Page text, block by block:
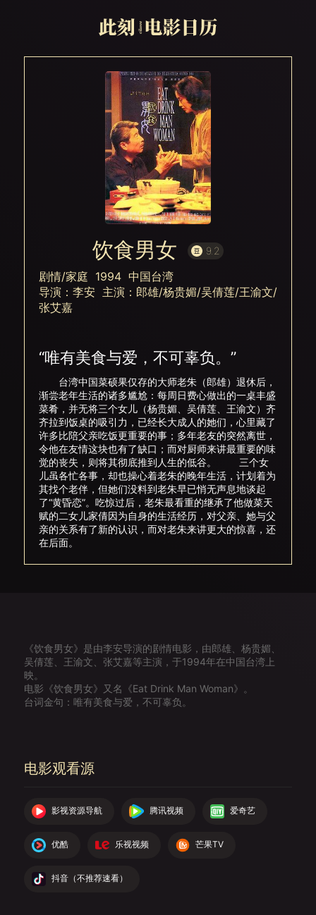
饮食男女 9.2
剧情/家庭 1994 中国台湾
导演：李安 主演：郎雄/杨贵媚/吴倩莲/王渝文/
张艾嘉
“唯有美食与爱，不可辜负。”
台湾中国菜硕果仅存的大师老朱（郎雄）退休后，
渐尝老年生活的诸多尴尬：每周日费心做出的一桌丰盛
菜肴，并无将三个女儿（杨贵媚、吴倩莲、王渝文）齐
齐拉到饭桌的吸引力，已经长大成人的她们，心里藏了
许多比陪父亲吃饭更重要的事；多年老友的突然离世，
令他在友情这块也有了缺口；而对厨师来讲最重要的味
觉的丧失，则将其彻底推到人生的低谷。 三个女
儿虽各忙各事，却也操心着老朱的晚年生活，计划着为
其找个老伴，但她们没料到老朱早已悄无声息地谈起
了“黄昏恋”。吃惊过后，老朱最看重的继承了他做菜天
赋的二女儿家倩因为自身的生活经历，对父亲、她与父
亲的关系有了新的认识，而对老朱来讲更大的惊喜，还
在后面。
《饮食男女》是由李安导演的剧情电影，由郎雄、杨贵媚、
吴倩莲、王渝文、张艾嘉等主演，于1994年在中国台湾上
映。
电影《饮食男女》又名《Eat Drink Man Woman》。
台词金句：唯有美食与爱，不可辜负。
电影观看源
影视资源导航 腾讯视频 爱奇艺
优酷 乐视视频 芒果TV
抖音（不推荐速看）